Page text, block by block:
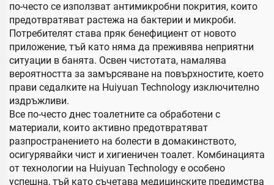
по-често се използват антимикробни покрития, които
предотвратяват растежа на бактерии и микроби.
Потребителят става пряк бенефициент от новото
приложение, тъй като няма да преживява неприятни
ситуации в банята. Освен чистотата, намалява
вероятността за замърсяване на повърхностите, което
прави седалките на Huiyuan Technology изключително
издръжливи.
Все по-често днес тоалетните са обработени с
материали, които активно предотвратяват
разпространението на болести в домакинството,
осигурявайки чист и хигиеничен тоалет. Комбинацията
от технологии на Huiyuan Technology е особено
успешна, тъй като съчетава медицинските предимства